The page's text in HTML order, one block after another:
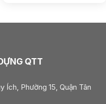
QTT
Ích, Phường 15, Quận Tân